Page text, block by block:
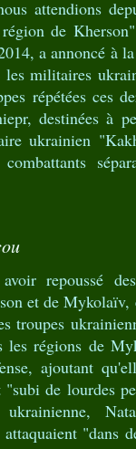
attendions
de
a annoncé à
militaires
répétées ces
destinées à
ukrainien
repoussé
et de Mykolaïv,
troupes
les régions de
ajoutant
de lourdes
"dans